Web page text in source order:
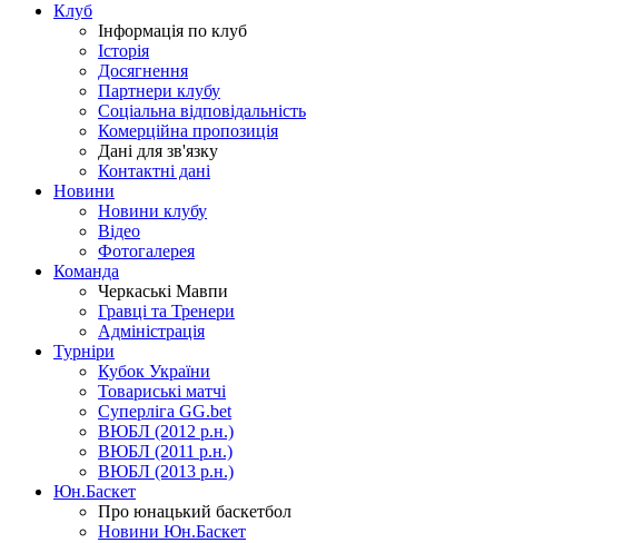
Клуб
Інформація по клуб
Історія
Досягнення
Партнери клубу
Соціальна відповідальність
Комерційна пропозиція
Дані для зв'язку
Контактні дані
Новини
Новини клубу
Відео
Фотогалерея
Команда
Черкаські Мавпи
Гравці та Тренери
Адміністрація
Турніри
Кубок України
Товариські матчі
Суперліга GG.bet
ВЮБЛ (2012 р.н.)
ВЮБЛ (2011 р.н.)
ВЮБЛ (2013 р.н.)
Юн.Баскет
Про юнацький баскетбол
Новини Юн.Баскет